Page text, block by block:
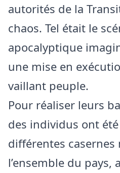
autorités de la
chaos. Tel était le
apocalyptique
une mise en
vaillant peuple.
Pour réaliser leurs
des individus ont
différentes
l’ensemble du pays,